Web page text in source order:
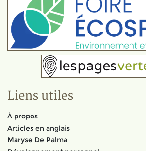
Liens utiles
À propos
Articles en anglais
Maryse De Palma